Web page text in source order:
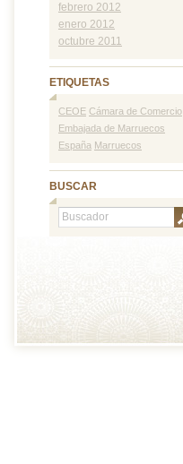
febrero 2012
enero 2012
octubre 2011
ETIQUETAS
CEOE Cámara de Comercio
Embajada de Marruecos
España Marruecos
BUSCAR